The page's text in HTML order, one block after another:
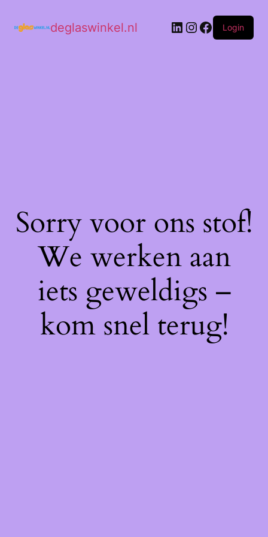
deglaswinkel.nl Login
Sorry voor ons stof!
We werken aan
iets geweldigs –
kom snel terug!